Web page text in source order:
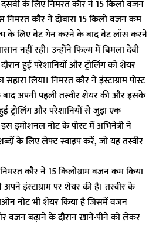
के लिए निमरत कौर ने 15 किलो वजन
निमरत कौर ने दोबारा 15 किलो वजन कम
के लिए वेट गेन करने के बाद वेट लॉस करने
नहीं रही। उन्होंने फिल्म में बिमला देवी
हुई परेशानियों और ट्रोलिंग को शेयर
लिया। निमरत कौर ने इंस्टाग्राम पोस्ट
अपनी पहली तस्वीर शेयर की और इसके
ट्रोलिंग और परेशानियों से जुड़ा एक
इमोशनल नोट के पोस्ट में अभिनेत्री ने
के लिए लेफ्ट स्वाइप करें, जो यह तस्वीर
कौर ने 15 किलोग्राम वजन कम किया
इंस्टाग्राम पर शेयर की हैं। तस्वीर के
नोट भी शेयर किया है जिसमें वजन
बढ़ाने के दौरान खाने-पीने को लेकर